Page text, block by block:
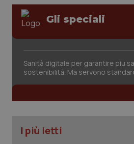
Oncologia & Nutrizione
Quotidiano Cardiologia
Quotidiano Chirurgia
Quotidiano Oncologia
Gli speciali
Sanità digitale per garantire più
sostenibilità. Ma servono
I più letti
navigazione sulle pagine e l'accesso
protette del sito. Il sito web non è